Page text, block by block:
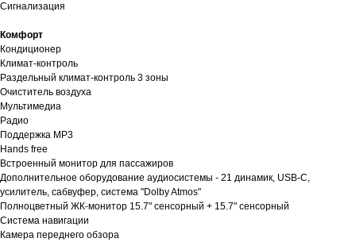
Сигнализация
Комфорт
Кондиционер
Климат-контроль
Раздельный климат-контроль 3 зоны
Очиститель воздуха
Мультимедиа
Радио
Поддержка MP3
Hands free
Встроенный монитор для пассажиров
Дополнительное оборудование аудиосистемы - 21 динамик, USB-C,
усилитель, сабвуфер, система "Dolby Atmos"
Полноцветный ЖК-монитор 15.7" сенсорный + 15.7" сенсорный
Система навигации
Камера переднего обзора